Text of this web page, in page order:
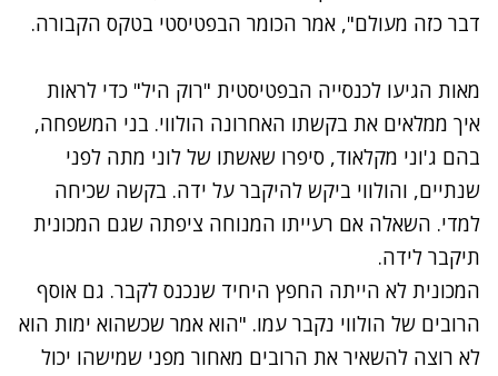
דבר כזה מעולם", אמר הכומר הבפטיסטי בטקס הקבורה.
מאות הגיעו לכנסייה הבפטיסטית "רוק היל" כדי לראות
איך ממלאים את בקשתו האחרונה הולווי. בני המשפחה,
בהם ג'וני מקלאוד, סיפרו שאשתו של לוני מתה לפני
שנתיים, והולווי ביקש להיקבר על ידה. בקשה שכיחה
למדי. השאלה אם רעייתו המנוחה ציפתה שגם המכונית
תיקבר לידה.
המכונית לא הייתה החפץ היחיד שנכנס לקבר. גם אוסף
הרובים של הולווי נקבר עמו. "הוא אמר שכשהוא ימות הוא
לא רוצה להשאיר את הרובים מאחור מפני שמישהו יכול